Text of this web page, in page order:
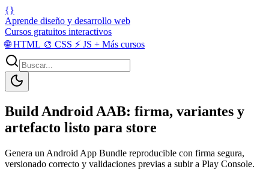
{}
Aprende diseño y desarrollo web
Cursos gratuitos interactivos
🌐HTML 🎨 CSS ⚡ JS + Más cursos
Build Android AAB: firma, variantes y
artefacto listo para store
Genera un Android App Bundle reproducible con firma segura,
versionado correcto y validaciones previas a subir a Play Console.